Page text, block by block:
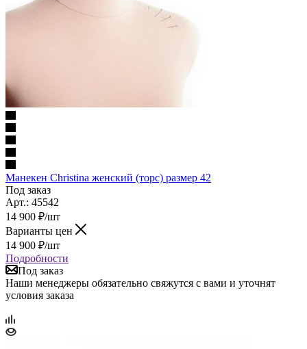
Манекен Christina женский (торс) размер 42
Под заказ
Арт.: 45542
14 900 ₽/шт
Варианты цен
14 900 ₽/шт
Подробности
Под заказ
Наши менеджеры обязательно свяжутся с вами и уточнят
условия заказа